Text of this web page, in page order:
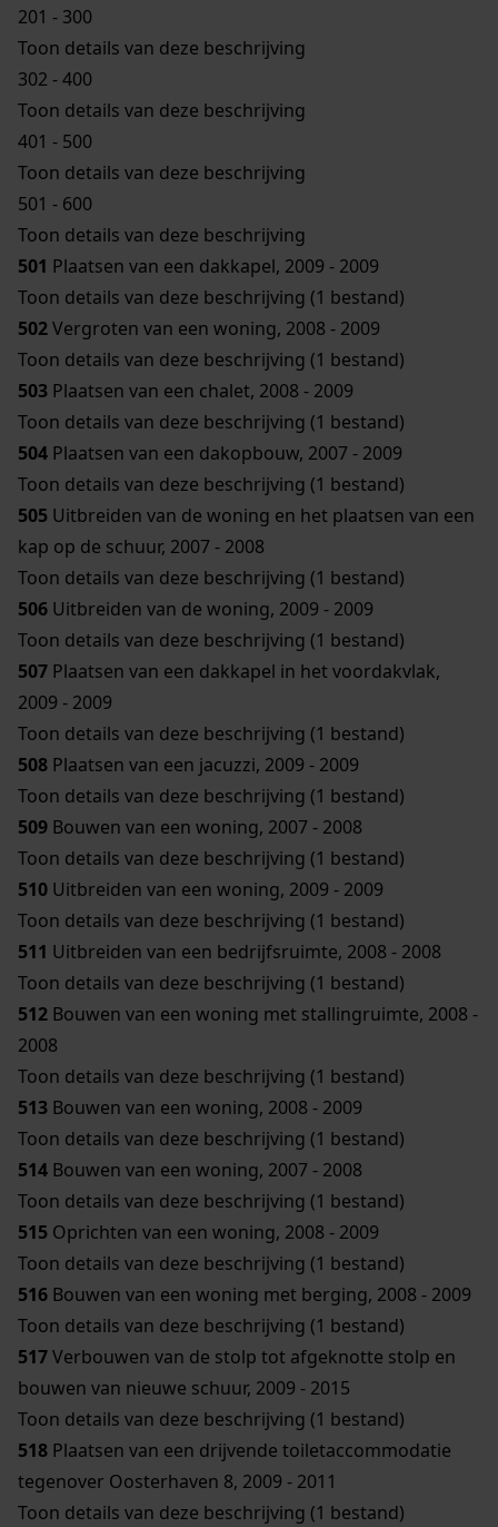
201 - 300
Toon details van deze beschrijving
302 - 400
Toon details van deze beschrijving
401 - 500
Toon details van deze beschrijving
501 - 600
Toon details van deze beschrijving
501 Plaatsen van een dakkapel, 2009 - 2009
Toon details van deze beschrijving (1 bestand)
502Vergroten van een woning, 2008 - 2009
Toon details van deze beschrijving (1 bestand)
503 Plaatsen van een chalet, 2008 - 2009
Toon details van deze beschrijving (1 bestand)
504 Plaatsen van een dakopbouw, 2007 - 2009
Toon details van deze beschrijving (1 bestand)
505 Uitbreiden van de woning en het plaatsen van een
kap op de schuur, 2007 - 2008
Toon details van deze beschrijving (1 bestand)
506 Uitbreiden van de woning, 2009 - 2009
Toon details van deze beschrijving (1 bestand)
507 Plaatsen van een dakkapel in het voordakvlak,
2009 - 2009
Toon details van deze beschrijving (1 bestand)
508 Plaatsen van een jacuzzi, 2009 - 2009
Toon details van deze beschrijving (1 bestand)
509 Bouwen van een woning, 2007 - 2008
Toon details van deze beschrijving (1 bestand)
510 Uitbreiden van een woning, 2009 - 2009
Toon details van deze beschrijving (1 bestand)
511 Uitbreiden van een bedrijfsruimte, 2008 - 2008
Toon details van deze beschrijving (1 bestand)
512 Bouwen van een woning met stallingruimte, 2008 -
2008
Toon details van deze beschrijving (1 bestand)
513 Bouwen van een woning, 2008 - 2009
Toon details van deze beschrijving (1 bestand)
514 Bouwen van een woning, 2007 - 2008
Toon details van deze beschrijving (1 bestand)
515 Oprichten van een woning, 2008 - 2009
Toon details van deze beschrijving (1 bestand)
516 Bouwen van een woning met berging, 2008 - 2009
Toon details van deze beschrijving (1 bestand)
517Verbouwen van de stolp tot afgeknotte stolp en
bouwen van nieuwe schuur, 2009 - 2015
Toon details van deze beschrijving (1 bestand)
518 Plaatsen van een drijvende toiletaccommodatie
tegenover Oosterhaven 8, 2009 - 2011
Toon details van deze beschrijving (1 bestand)